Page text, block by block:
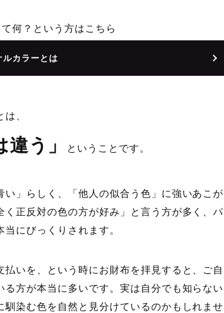
何？という方はこちら
ルカラーとは
、
う」 ということです。
」らしく、「他人の似合う色」に強いあこが
正反対の色の方が好み」と言う方が多く、パ
にびっくりされます。
いを、という時にお財布を拝見すると、ご自
方が本当に多いです。実は自分でも知らない
染む色を自然と見分けているのかもしれませ